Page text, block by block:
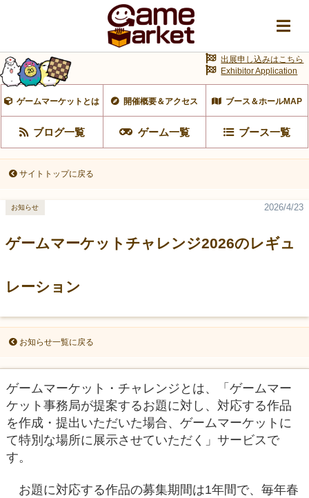
ゲームマーケットとは 開催概要＆アクセス ブース＆ホールMAP
ブログ一覧 ゲーム一覧 ブース一覧
出展申し込みはこちら
Exhibitor Application
サイトトップに戻る
ゲームマーケットチャレンジ2026のレギュ
レーション
2026/4/23
お知らせ
お知らせ一覧に戻る
ゲームマーケット・チャレンジとは、「ゲームマー
ケット事務局が提案するお題に対し、対応する作品
を作成・提出いただいた場合、ゲームマーケットに
て特別な場所に展示させていただく」サービスで
す。
お題に対応する作品の募集期間は1年間で、毎年春